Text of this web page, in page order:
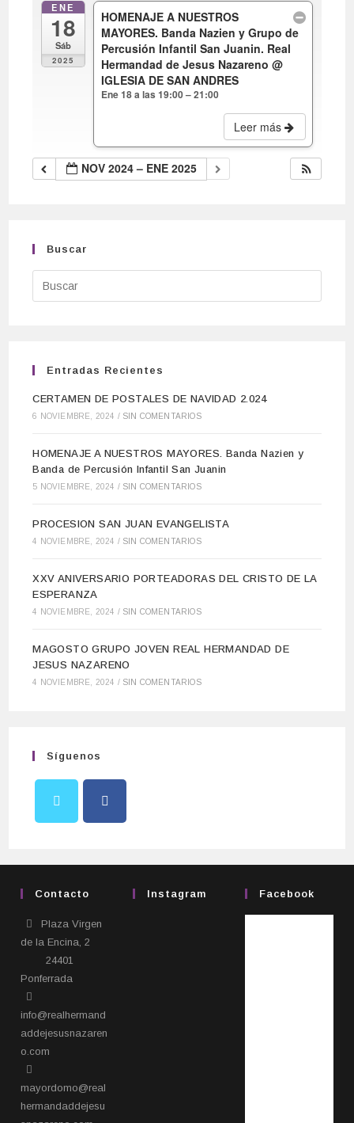
ENE
18
Sáb
2025
HOMENAJE A NUESTROS
MAYORES. Banda Nazien y Grupo de
Percusión Infantil San Juanin. Real
Hermandad de Jesus Nazareno @
IGLESIA DE SAN ANDRES
Ene 18 a las 19:00 – 21:00
Leer más
NOV 2024 – ENE 2025
Buscar
Entradas Recientes
CERTAMEN DE POSTALES DE NAVIDAD 2.024
6 NOVIEMBRE, 2024 / SIN COMENTARIOS
HOMENAJE A NUESTROS MAYORES. Banda Nazien y
Banda de Percusión Infantil San Juanin
5 NOVIEMBRE, 2024 / SIN COMENTARIOS
PROCESION SAN JUAN EVANGELISTA
4 NOVIEMBRE, 2024 / SIN COMENTARIOS
XXV ANIVERSARIO PORTEADORAS DEL CRISTO DE LA
ESPERANZA
4 NOVIEMBRE, 2024 / SIN COMENTARIOS
MAGOSTO GRUPO JOVEN REAL HERMANDAD DE
JESUS NAZARENO
4 NOVIEMBRE, 2024 / SIN COMENTARIOS
Síguenos
Contacto
Plaza Virgen
de la Encina, 2
24401
Ponferrada​
info@realhermand
addejesusnazaren
o.com
mayordomo@real
hermandaddejesu
Instagram Facebook